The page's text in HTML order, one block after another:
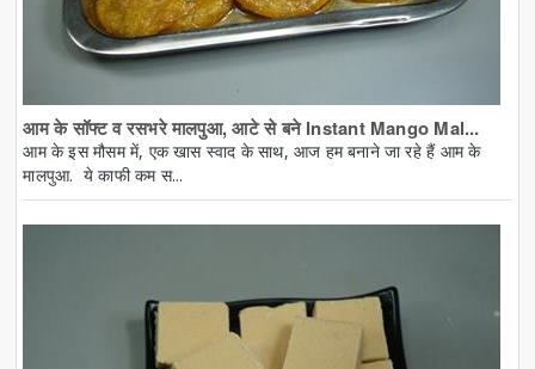
आम के सॉफ्ट व रसभरे मालपुआ, आटे से बने Instant Mango Mal...
आम के इस मौसम में, एक खास स्वाद के साथ, आज हम बनाने जा रहे हैं आम के
मालपुआ. ये काफी कम स...